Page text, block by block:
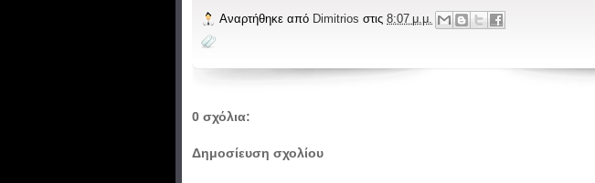
Αναρτήθηκε από Dimitrios στις 8:07 μ.μ.
0 σχόλια:
Δημοσίευση σχολίου